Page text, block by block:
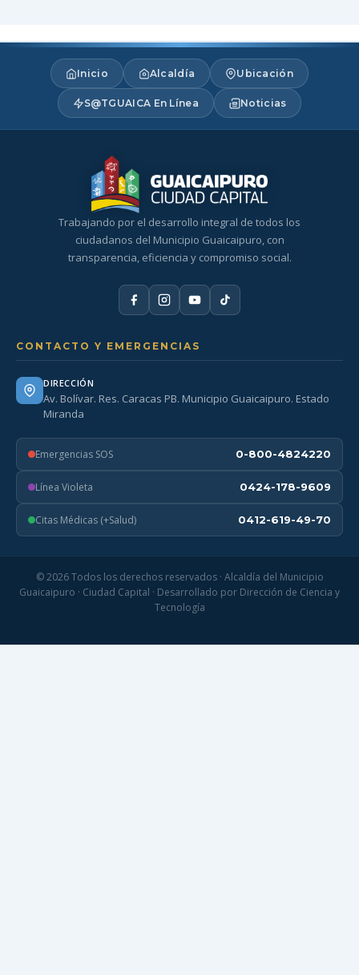
Inicio Alcaldía Ubicación
S@TGUAICA En Línea Noticias
Trabajando por el desarrollo integral de todos los
ciudadanos del Municipio Guaicaipuro, con
transparencia, eficiencia y compromiso social.
CONTACTO Y EMERGENCIAS
DIRECCIÓN
Av. Bolívar. Res. Caracas PB. Municipio Guaicaipuro. Estado
Miranda
Emergencias SOS 0-800-4824220
Línea Violeta 0424-178-9609
Citas Médicas (+Salud) 0412-619-49-70
© 2026 Todos los derechos reservados · Alcaldía del Municipio
Guaicaipuro · Ciudad Capital · Desarrollado por Dirección de Ciencia y
Tecnología